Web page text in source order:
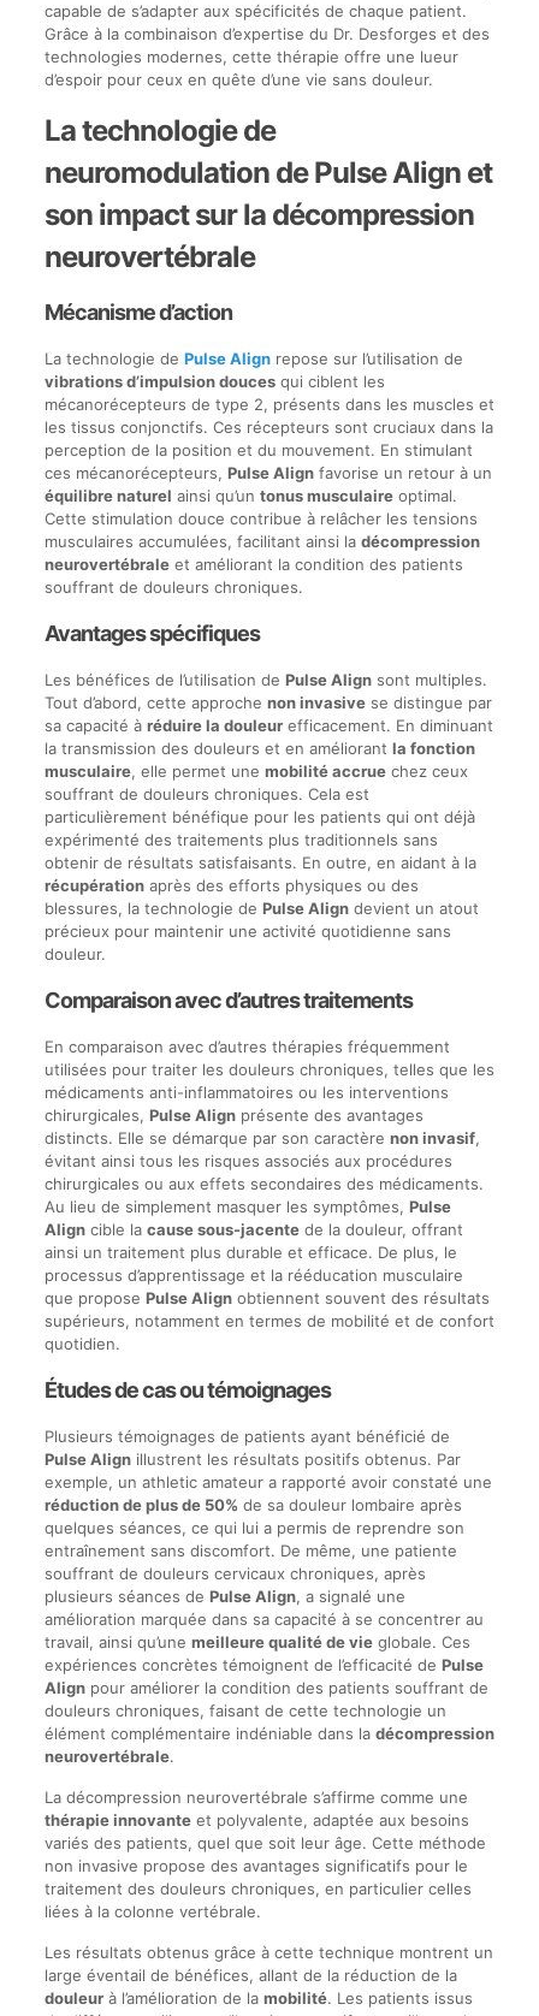
capable de s’adapter aux spécificités de chaque patient.
Grâce à la combinaison d’expertise du Dr. Desforges et des
technologies modernes, cette thérapie offre une lueur
d’espoir pour ceux en quête d’une vie sans douleur.
La technologie de
neuromodulation de Pulse Align et
son impact sur la décompression
neurovertébrale
Mécanisme d’action
La technologie de Pulse Alignrepose sur l’utilisation de
vibrations d’impulsion doucesqui ciblent les
mécanorécepteurs de type 2, présents dans les muscles et
les tissus conjonctifs. Ces récepteurs sont cruciaux dans la
perception de la position et du mouvement. En stimulant
ces mécanorécepteurs, Pulse Alignfavorise un retour à un
équilibre naturel ainsi qu’un tonus musculaireoptimal.
Cette stimulation douce contribue à relâcher les tensions
musculaires accumulées, facilitant ainsi la décompression
neurovertébraleet améliorant la condition des patients
souffrant de douleurs chroniques.
Avantages spécifiques
Les bénéfices de l’utilisation de Pulse Alignsont multiples.
Tout d’abord, cette approche non invasivese distingue par
sa capacité à réduire la douleurefficacement. En diminuant
la transmission des douleurs et en améliorant la fonction
musculaire, elle permet une mobilité accruechez ceux
souffrant de douleurs chroniques. Cela est
particulièrement bénéfique pour les patients qui ont déjà
expérimenté des traitements plus traditionnels sans
obtenir de résultats satisfaisants. En outre, en aidant à la
récupérationaprès des efforts physiques ou des
blessures, la technologie de Pulse Aligndevient un atout
précieux pour maintenir une activité quotidienne sans
douleur.
Comparaison avec d’autres traitements
En comparaison avec d’autres thérapies fréquemment
utilisées pour traiter les douleurs chroniques, telles que les
médicaments anti-inflammatoires ou les interventions
chirurgicales, Pulse Alignprésente des avantages
distincts. Elle se démarque par son caractère non invasif,
évitant ainsi tous les risques associés aux procédures
chirurgicales ou aux effets secondaires des médicaments.
Au lieu de simplement masquer les symptômes, Pulse
Aligncible la cause sous-jacentede la douleur, offrant
ainsi un traitement plus durable et efficace. De plus, le
processus d’apprentissage et la rééducation musculaire
que propose Pulse Alignobtiennent souvent des résultats
supérieurs, notamment en termes de mobilité et de confort
quotidien.
Études de cas ou témoignages
Plusieurs témoignages de patients ayant bénéficié de
Pulse Alignillustrent les résultats positifs obtenus. Par
exemple, un athletic amateur a rapporté avoir constaté une
réduction de plus de 50% de sa douleur lombaire après
quelques séances, ce qui lui a permis de reprendre son
entraînement sans discomfort. De même, une patiente
souffrant de douleurs cervicaux chroniques, après
plusieurs séances de Pulse Align, a signalé une
amélioration marquée dans sa capacité à se concentrer au
travail, ainsi qu’une meilleure qualité de vieglobale. Ces
expériences concrètes témoignent de l’efficacité de Pulse
Alignpour améliorer la condition des patients souffrant de
douleurs chroniques, faisant de cette technologie un
élément complémentaire indéniable dans la décompression
neurovertébrale.
La décompression neurovertébrale s’affirme comme une
thérapie innovanteet polyvalente, adaptée aux besoins
variés des patients, quel que soit leur âge. Cette méthode
non invasive propose des avantages significatifs pour le
traitement des douleurs chroniques, en particulier celles
liées à la colonne vertébrale.
Les résultats obtenus grâce à cette technique montrent un
large éventail de bénéfices, allant de la réduction de la
douleurà l’amélioration de la mobilité. Les patients issus